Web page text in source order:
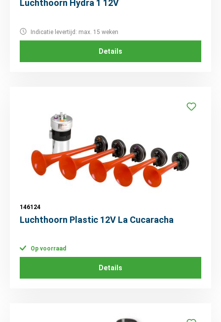
Luchthoorn Hydra 1 12V
Indicatie levertijd: max. 15 weken
Details
146124
Luchthoorn Plastic 12V La Cucaracha
Op voorraad
Details